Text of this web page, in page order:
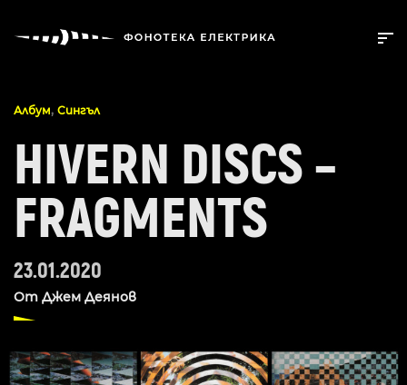
Албум, Сингъл
HIVERN DISCS –
FRAGMENTS
23.01.2020
От Джем Деянов